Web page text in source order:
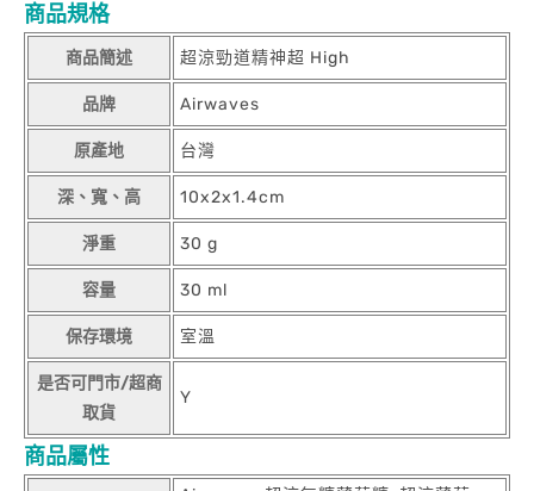
商品規格
商品簡述 超涼勁道精神超 High
品牌 Airwaves
原產地 台灣
深、寬、高 10x2x1.4cm
淨重 30 g
容量 30 ml
保存環境 室溫
是否可門市/超商
取貨
Y
商品屬性